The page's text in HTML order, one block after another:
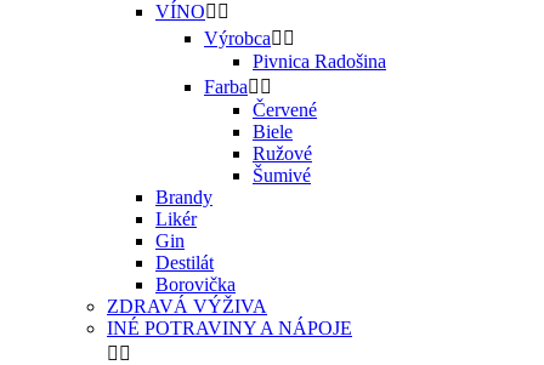
VÍNO 
Výrobca 
Pivnica Radošina
Farba 
Červené
Biele
Ružové
Šumivé
Brandy
Likér
Gin
Destilát
Borovička
ZDRAVÁ VÝŽIVA
INÉ POTRAVINY A NÁPOJE
 